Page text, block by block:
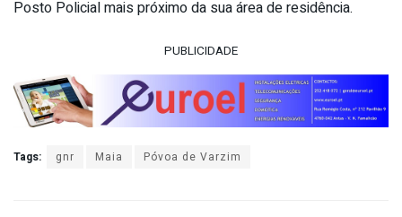
Posto Policial mais próximo da sua área de residência.
PUBLICIDADE
Tags: gnr Maia Póvoa de Varzim